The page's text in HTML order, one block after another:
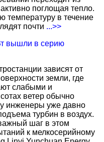
поглощая тепло.
температуру в течение
почти ...>>
вышли в серию
зависят от
земли, где
слабыми и
ветер обычно
инженеры уже давно
турбин в воздух.
шаг в этом
к мелкосерийному